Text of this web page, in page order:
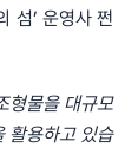
섬’ 운영사 쩐
형물을 대규모
활용하고 있습